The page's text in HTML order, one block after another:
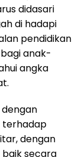
didasari
di hadapi
pendidikan
anak-
angka
terhadap
dengan
secara